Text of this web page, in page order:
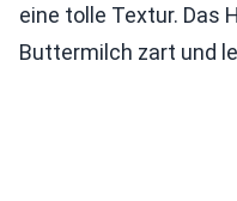
eine tolle Textur. Das
Buttermilch zart und